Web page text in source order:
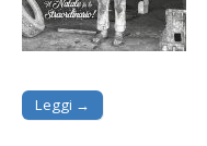
Leggi →